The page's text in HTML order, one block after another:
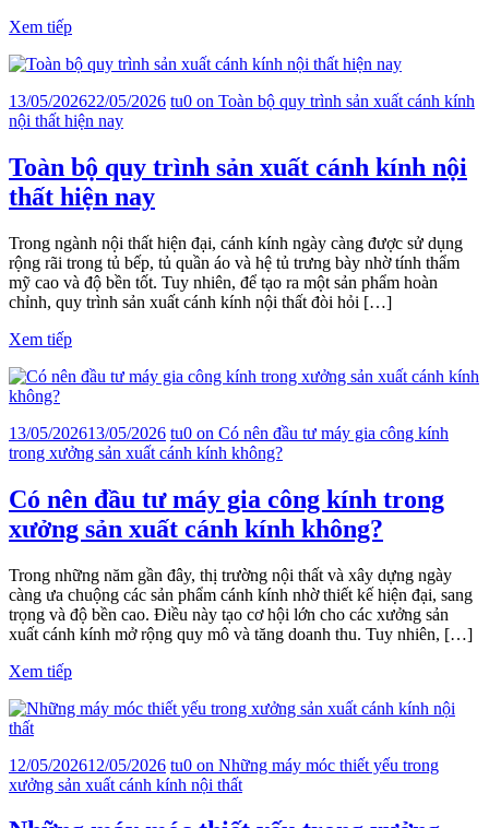
Xem tiếp
13/05/202622/05/2026 tu0 on Toàn bộ quy trình sản xuất cánh kính
nội thất hiện nay
Toàn bộ quy trình sản xuất cánh kính nội
thất hiện nay
Trong ngành nội thất hiện đại, cánh kính ngày càng được sử dụng
rộng rãi trong tủ bếp, tủ quần áo và hệ tủ trưng bày nhờ tính thẩm
mỹ cao và độ bền tốt. Tuy nhiên, để tạo ra một sản phẩm hoàn
chỉnh, quy trình sản xuất cánh kính nội thất đòi hỏi […]
Xem tiếp
13/05/202613/05/2026 tu0 on Có nên đầu tư máy gia công kính
trong xưởng sản xuất cánh kính không?
Có nên đầu tư máy gia công kính trong
xưởng sản xuất cánh kính không?
Trong những năm gần đây, thị trường nội thất và xây dựng ngày
càng ưa chuộng các sản phẩm cánh kính nhờ thiết kế hiện đại, sang
trọng và độ bền cao. Điều này tạo cơ hội lớn cho các xưởng sản
xuất cánh kính mở rộng quy mô và tăng doanh thu. Tuy nhiên, […]
Xem tiếp
12/05/202612/05/2026 tu0 on Những máy móc thiết yếu trong
xưởng sản xuất cánh kính nội thất